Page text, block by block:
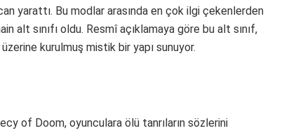
yarattı. Bu modlar arasında en çok ilgi çekenlerden
sınıfı oldu. Resmî açıklamaya göre bu alt sınıf,
üzerine kurulmuş mistik bir yapı sunuyor.
of Doom, oyunculara ölü tanrıların sözlerini